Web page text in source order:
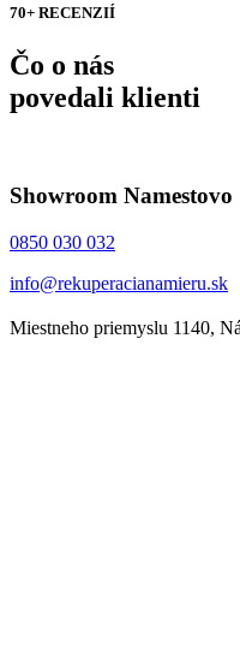
70+ RECENZIÍ
Čo o nás
povedali klienti
Showroom Namestovo
0850 030 032
info@rekuperacianamieru.sk
Miestneho priemyslu 1140,